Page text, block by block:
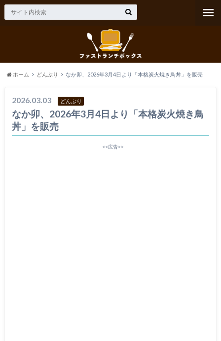
ホーム どんぶり なか卯、2026年3月4日より「本格炭火焼き鳥丼」を販売
2026.03.03 どんぶり
なか卯、2026年3月4日より「本格炭火焼き鳥
丼」を販売
<<広告>>